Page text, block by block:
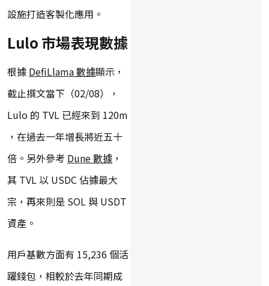
設施打造客製化應用。
Lulo 市場表現數據
根據 DefiLlama 數據顯示，
截止撰文當下（02/08），
Lulo 的 TVL 已經來到 120m
，在過去一年增長將近五十
倍。另外參考 Dune 數據 ，
其 TVL 以 USDC 佔據最大
宗，再來則是 SOL 與 USDT
資產。
用戶基數方面有 15,236 個活
躍錢包，相較於去年同期成